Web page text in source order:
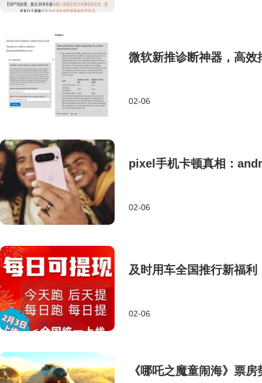
微软新推诊断神器，高
02-06
pixel手机卡顿真相：
02-06
及时用车全国推行新福
02-06
《哪吒之魔童闹海》票